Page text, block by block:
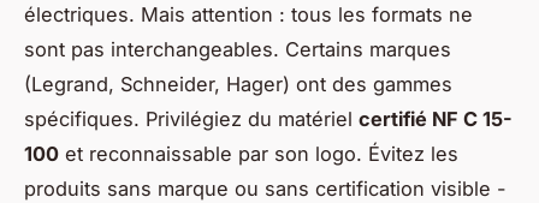
électriques. Mais attention : tous les formats ne
sont pas interchangeables. Certains marques
(Legrand, Schneider, Hager) ont des gammes
spécifiques. Privilégiez du matériel certifié NF C 15-
100 et reconnaissable par son logo. Évitez les
produits sans marque ou sans certification visible -